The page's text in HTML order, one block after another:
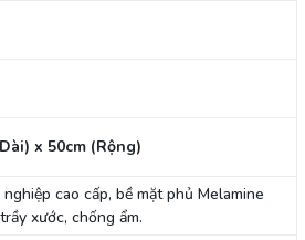
x 50cm (Rộng)
cao cấp, bề mặt phủ Melamine
xước, chống ẩm.